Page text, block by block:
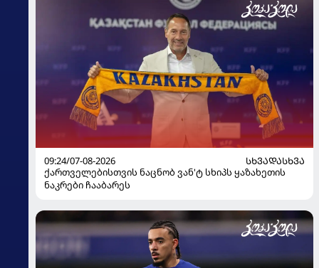
09:24/07-08-2026
ᲡᲮᲕᲐᲓᲐᲡᲮᲕᲐ
ქართველებისთვის ნაცნობ ვან'ტ სხიპს ყაზახეთის
ნაკრები ჩააბარეს